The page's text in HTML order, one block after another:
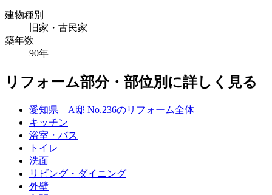
建物種別
旧家・古民家
築年数
90年
リフォーム部分・部位別に詳しく見る
愛知県 A邸 No.236のリフォーム全体
キッチン
浴室・バス
トイレ
洗面
リビング・ダイニング
外壁